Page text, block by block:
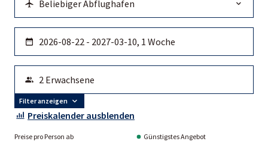
Filter anzeigen
Preiskalender ausblenden
Preise pro Person ab Günstigstes Angebot